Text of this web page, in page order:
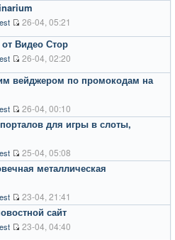
26-04, 05:21
Видео Стор
26-04, 02:20
вейджером по промокодам на
26-04, 00:10
для игры в слоты,
25-04, 05:08
металлическая
23-04, 21:41
сайт
23-04, 04:40